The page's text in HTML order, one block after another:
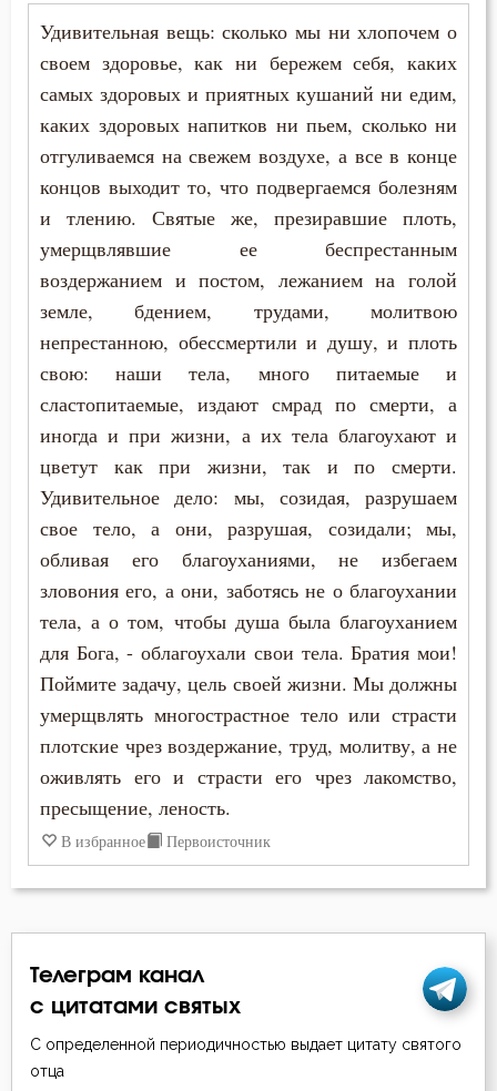
Будущее
Воскресение
Врач
Гордость
Дело
Добро
Здоровье
Зло
Искушение
Католицизм
Курение
Любовь
Любовь Божия
Милостыня
Мир
Обида
Василий Великий
Григорий Богослов
Ефрем Сирин
Иоанн Златоуст
Иоанн Кронштадтский
Иосиф Оптинский (Литовкин)
Исидор Пелусиот
Лев Оптинский (Наголкин)
Макарий Оптинский (Иванов)
Николай Сербский
Феодор Студит
Удивительная вещь: сколько мы ни хлопочем о
своем здоровье, как ни бережем себя, каких
самых здоровых и приятных кушаний ни едим,
каких здоровых напитков ни пьем, сколько ни
отгуливаемся на свежем воздухе, а все в конце
концов выходит то, что подвергаемся болезням
и тлению. Святые же, презиравшие плоть,
умерщвлявшие ее беспрестанным
воздержанием и постом, лежанием на голой
земле, бдением, трудами, молитвою
непрестанною, обессмертили и душу, и плоть
свою: наши тела, много питаемые и
сластопитаемые, издают смрад по смерти, а
иногда и при жизни, а их тела благоухают и
цветут как при жизни, так и по смерти.
Удивительное дело: мы, созидая, разрушаем
свое тело, а они, разрушая, созидали; мы,
обливая его благоуханиями, не избегаем
зловония его, а они, заботясь не о благоухании
тела, а о том, чтобы душа была благоуханием
для Бога, - облагоухали свои тела. Братия мои!
Поймите задачу, цель своей жизни. Мы должны
умерщвлять многострастное тело или страсти
плотские чрез воздержание, труд, молитву, а не
оживлять его и страсти его чрез лакомство,
пресыщение, леность.
В избранное Первоисточник
Телеграм канал
с цитатами святых
С определенной периодичностью выдает цитату святого
отца